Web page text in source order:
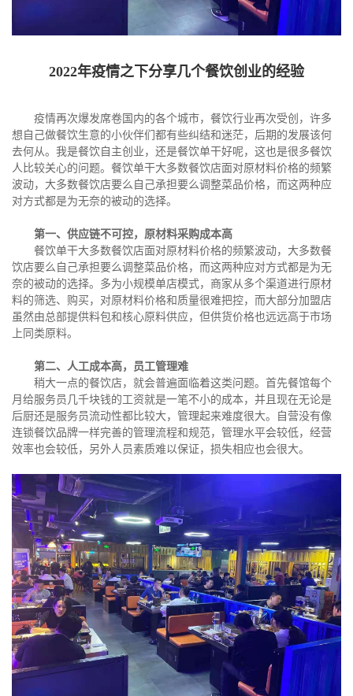
2022年疫情之下分享几个餐饮创业的经验
疫情再次爆发席卷国内的各个城市，餐饮行业再次受创，许多
想自己做餐饮生意的小伙伴们都有些纠结和迷茫，后期的发展该何
去何从。我是餐饮自主创业，还是餐饮单干好呢，这也是很多餐饮
人比较关心的问题。餐饮单干大多数餐饮店面对原材料价格的频繁
波动，大多数餐饮店要么自己承担要么调整菜品价格，而这两种应
对方式都是为无奈的被动的选择。
第一、供应链不可控，原材料采购成本高
餐饮单干大多数餐饮店面对原材料价格的频繁波动，大多数餐
饮店要么自己承担要么调整菜品价格，而这两种应对方式都是为无
奈的被动的选择。多为小规模单店模式，商家从多个渠道进行原材
料的筛选、购买，对原材料价格和质量很难把控，而大部分加盟店
虽然由总部提供料包和核心原料供应，但供货价格也远远高于市场
上同类原料。
第二、人工成本高，员工管理难
稍大一点的餐饮店，就会普遍面临着这类问题。首先餐馆每个
月给服务员几千块钱的工资就是一笔不小的成本，并且现在无论是
后厨还是服务员流动性都比较大，管理起来难度很大。自营没有像
连锁餐饮品牌一样完善的管理流程和规范，管理水平会较低，经营
效率也会较低，另外人员素质难以保证，损失相应也会很大。